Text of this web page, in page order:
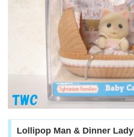
Lollipop Man & Dinner Lady